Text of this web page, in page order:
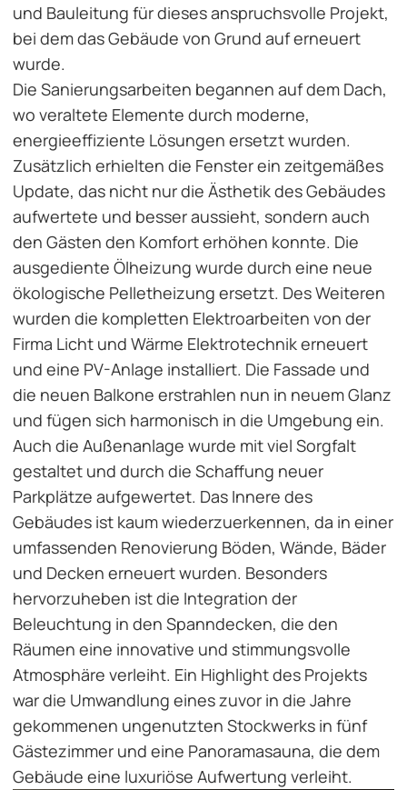
und Bauleitung für dieses anspruchsvolle Projekt,
bei dem das Gebäude von Grund auf erneuert
wurde.
Die Sanierungsarbeiten begannen auf dem Dach,
wo veraltete Elemente durch moderne,
energieeffiziente Lösungen ersetzt wurden.
Zusätzlich erhielten die Fenster ein zeitgemäßes
Update, das nicht nur die Ästhetik des Gebäudes
aufwertete und besser aussieht, sondern auch
den Gästen den Komfort erhöhen konnte. Die
ausgediente Ölheizung wurde durch eine neue
ökologische Pelletheizung ersetzt. Des Weiteren
wurden die kompletten Elektroarbeiten von der
Firma Licht und Wärme Elektrotechnik erneuert
und eine PV-Anlage installiert. Die Fassade und
die neuen Balkone erstrahlen nun in neuem Glanz
und fügen sich harmonisch in die Umgebung ein.
Auch die Außenanlage wurde mit viel Sorgfalt
gestaltet und durch die Schaffung neuer
Parkplätze aufgewertet. Das Innere des
Gebäudes ist kaum wiederzuerkennen, da in einer
umfassenden Renovierung Böden, Wände, Bäder
und Decken erneuert wurden. Besonders
hervorzuheben ist die Integration der
Beleuchtung in den Spanndecken, die den
Räumen eine innovative und stimmungsvolle
Atmosphäre verleiht. Ein Highlight des Projekts
war die Umwandlung eines zuvor in die Jahre
gekommenen ungenutzten Stockwerks in fünf
Gästezimmer und eine Panoramasauna, die dem
Gebäude eine luxuriöse Aufwertung verleiht.